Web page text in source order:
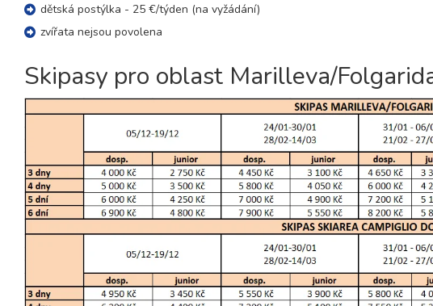
13.03. - 20.03.27
sobota - sobota
sobota - sobota
27.03. - 03.04.27
sobota - sobota
8 dní (7 nocí)
03.04. - 10.04.27
sobota - sobota
8 dní (7 nocí)
dětská postýlka - 25 €/týden (na vyžádání)
zvířata nejsou povolena
Skipasy pro oblast Marilleva/